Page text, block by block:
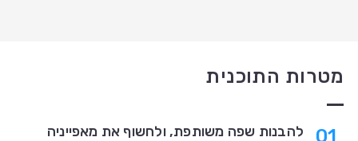
מטרות התוכנית
להבנות שפה משותפת, ולחשוף את מאפייניה